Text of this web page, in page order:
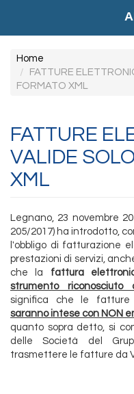
contenuto
Home
FATTURE
FORMATO XML
FATTURE
VALIDE
XML
Legnano, 23 novembre
205/2017) ha introdotto,
l'obbligo di fatturazione
prestazioni di servizi,
che la fattura
strumento riconosciuto
significa che le fatture
saranno intese con NON
quanto sopra detto, si
delle Società del
trasmettere le fatture da